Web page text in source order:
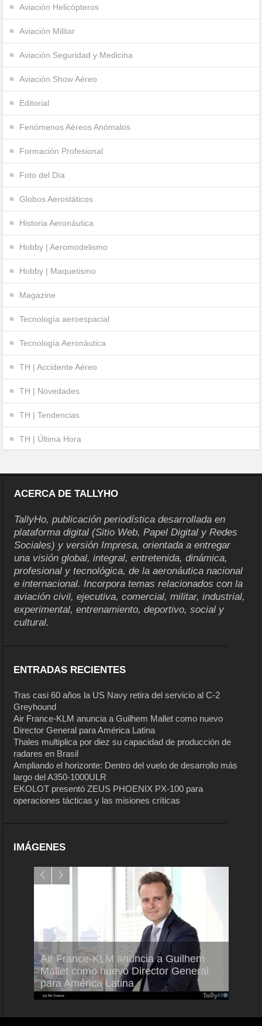
Aviación Helicópteros
Aviación Militar
Aviación Seguridad y Medicina
Aviación Show Aéreo
Editorial
Fenómenos Aéreos Anómalos
Formación Profesional
Foto del Día
Globos Aerostáticos
Historia Aeronáutica
Hobby | Aeromodelismo
Hobby | Maquetismo
Magazine
Tecnología aeroespacial
Tecnología Aeronáutica
TH | Accidente Aéreo
TH | Novedades
TH | Tendencias
TH | Última Hora
ACERCA DE TALLYHO
TallyHo, publicación periodística desarrollada en
plataforma digital (Sitio Web, Papel Digital y Redes
Sociales) y versión Impresa, orientada a entregar
una visión global, integral, entretenida, dinámica,
profesional y tecnológica, de la aeronáutica nacional
e internacional. Incorpora temas relacionados con la
aviación civil, ejecutiva, comercial, militar, industrial,
experimental, entrenamiento, deportivo, social y
cultural.
ENTRADAS RECIENTES
Tras casi 60 años la US Navy retira del servicio al C-2
Greyhound
Air France-KLM anuncia a Guilhem Mallet como nuevo
Director General para América Latina
Thales multiplica por diez su capacidad de producción de
radares en Brasil
Ampliando el horizonte: Dentro del vuelo de desarrollo más
largo del A350-1000ULR
EKOLOT presentó ZEUS PHOENIX PX-100 para
operaciones tácticas y las misiones críticas
IMÁGENES
Air France-KLM anuncia a Guilhem
Mallet como nuevo Director General
para América Latina